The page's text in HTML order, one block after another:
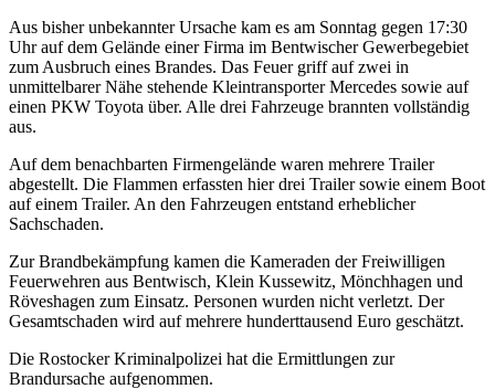
Aus bisher unbekannter Ursache kam es am Sonntag gegen 17:30
Uhr auf dem Gelände einer Firma im Bentwischer Gewerbegebiet
zum Ausbruch eines Brandes. Das Feuer griff auf zwei in
unmittelbarer Nähe stehende Kleintransporter Mercedes sowie auf
einen PKW Toyota über. Alle drei Fahrzeuge brannten vollständig
aus.
Auf dem benachbarten Firmengelände waren mehrere Trailer
abgestellt. Die Flammen erfassten hier drei Trailer sowie einem Boot
auf einem Trailer. An den Fahrzeugen entstand erheblicher
Sachschaden.
Zur Brandbekämpfung kamen die Kameraden der Freiwilligen
Feuerwehren aus Bentwisch, Klein Kussewitz, Mönchhagen und
Röveshagen zum Einsatz. Personen wurden nicht verletzt. Der
Gesamtschaden wird auf mehrere hunderttausend Euro geschätzt.
Die Rostocker Kriminalpolizei hat die Ermittlungen zur
Brandursache aufgenommen.